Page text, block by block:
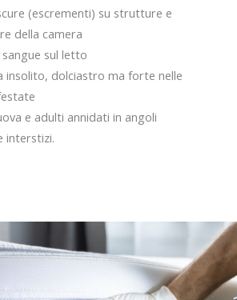
(escrementi) su strutture e
della camera
sul letto
insolito, dolciastro ma forte nelle
e adulti annidati in angoli
interstizi.